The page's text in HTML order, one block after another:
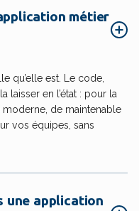
métier
qu’elle est. Le code,
laisser en l’état : pour la
de maintenable
vos équipes, sans
une application